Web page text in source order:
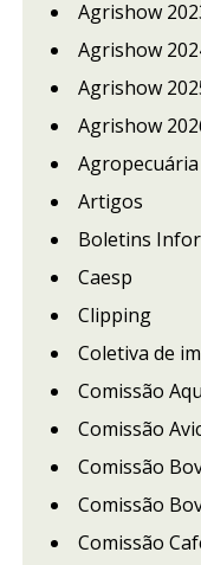
Agrishow
Agrishow
Agrishow
Agrishow
Agropecuária
Artigos
Boletins
Caesp
Clipping
Coletiva de
Comissão
Comissão
Comissão
Comissão
Comissão